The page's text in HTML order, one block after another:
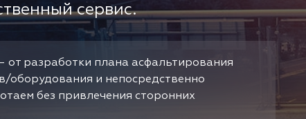
сервис.
разработки плана асфальтирования
оборудования и непосредственно
без привлечения сторонних